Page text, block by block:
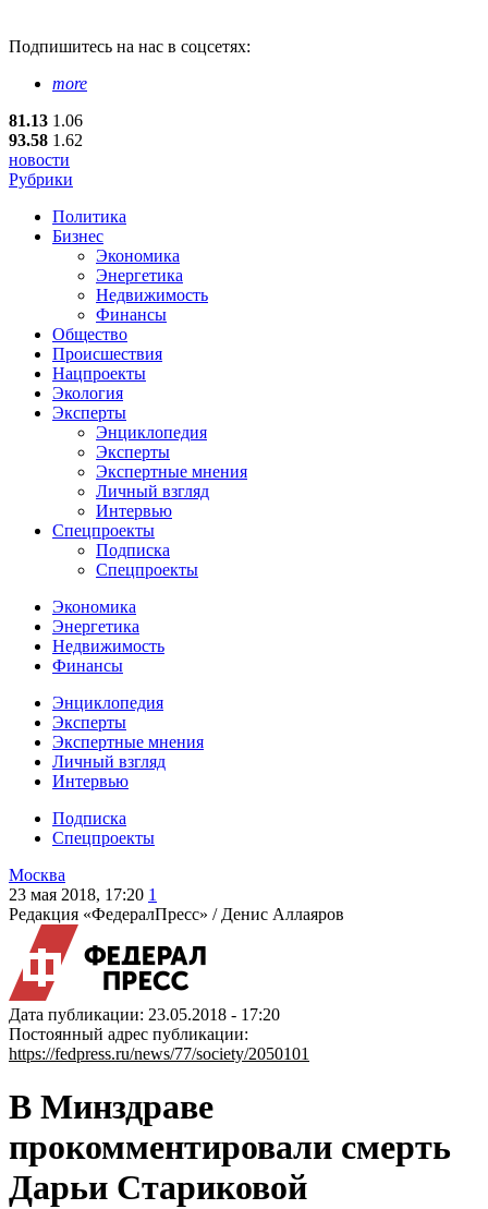
Подпишитесь на нас в соцсетях:
more
81.13 1.06
93.58 1.62
новости
Рубрики
Политика
Бизнес
Экономика
Энергетика
Недвижимость
Финансы
Общество
Происшествия
Нацпроекты
Экология
Эксперты
Энциклопедия
Эксперты
Экспертные мнения
Личный взгляд
Интервью
Спецпроекты
Подписка
Спецпроекты
Экономика
Энергетика
Недвижимость
Финансы
Энциклопедия
Эксперты
Экспертные мнения
Личный взгляд
Интервью
Подписка
Спецпроекты
Москва
23 мая 2018, 17:20 1
Редакция «ФедералПресс» / Денис Аллаяров
Дата публикации: 23.05.2018 - 17:20
Постоянный адрес публикации:
https://fedpress.ru/news/77/society/2050101
В Минздраве
прокомментировали смерть
Дарьи Стариковой